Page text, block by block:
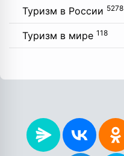
Туризм в России 5278
Туризм в мире 118